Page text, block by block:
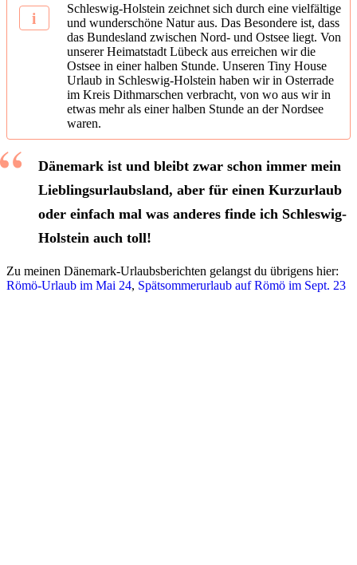
Schleswig-Holstein zeichnet sich durch eine vielfältige
und wunderschöne Natur aus. Das Besondere ist, dass
das Bundesland zwischen Nord- und Ostsee liegt. Von
unserer Heimatstadt Lübeck aus erreichen wir die
Ostsee in einer halben Stunde. Unseren Tiny House
Urlaub in Schleswig-Holstein haben wir in Osterrade
im Kreis Dithmarschen verbracht, von wo aus wir in
etwas mehr als einer halben Stunde an der Nordsee
waren.
Dänemark ist und bleibt zwar schon immer mein
Lieblingsurlaubsland, aber für einen Kurzurlaub
oder einfach mal was anderes finde ich Schleswig-
Holstein auch toll!
Zu meinen Dänemark-Urlaubsberichten gelangst du übrigens hier:
Römö-Urlaub im Mai 24, Spätsommerurlaub auf Römö im Sept. 23